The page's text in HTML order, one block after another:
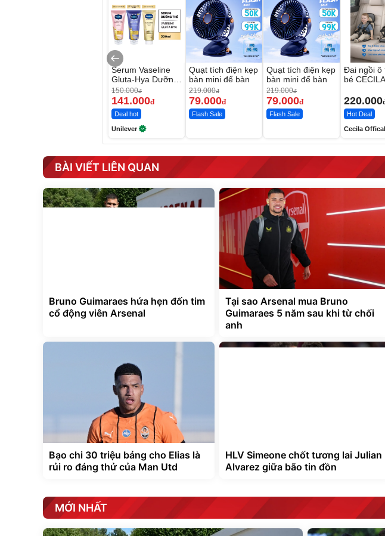
Serum Vaseline
Gluta-Hya Dưỡng
Da Sáng Mịn Sau
7 Ngày
150.000đ
141.000đ
Deal hot
Unilever
Quạt tích điện kẹp
bàn mini để bàn
219.000đ
79.000đ
Flash Sale
Quạt tích điện kẹp
bàn mini để bàn
219.000đ
79.000đ
Flash Sale
Đai ngồi ô
bé
220.000
Hot Deal
Cecila
BÀI VIẾT LIÊN QUAN
Bruno Guimaraes hứa hẹn đốn tim
cổ động viên Arsenal
Tại sao Arsenal mua Bruno
Guimaraes 5 năm sau khi từ chối
anh
Bạo chi 30 triệu bảng cho Elias là
rủi ro đáng thử của Man Utd
HLV Simeone chốt tương lai Julian
Alvarez giữa bão tin đồn
MỚI NHẤT